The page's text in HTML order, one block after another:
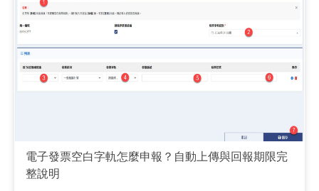
電子發票空白字軌怎麼申報？自動上傳與回報期限完
整說明